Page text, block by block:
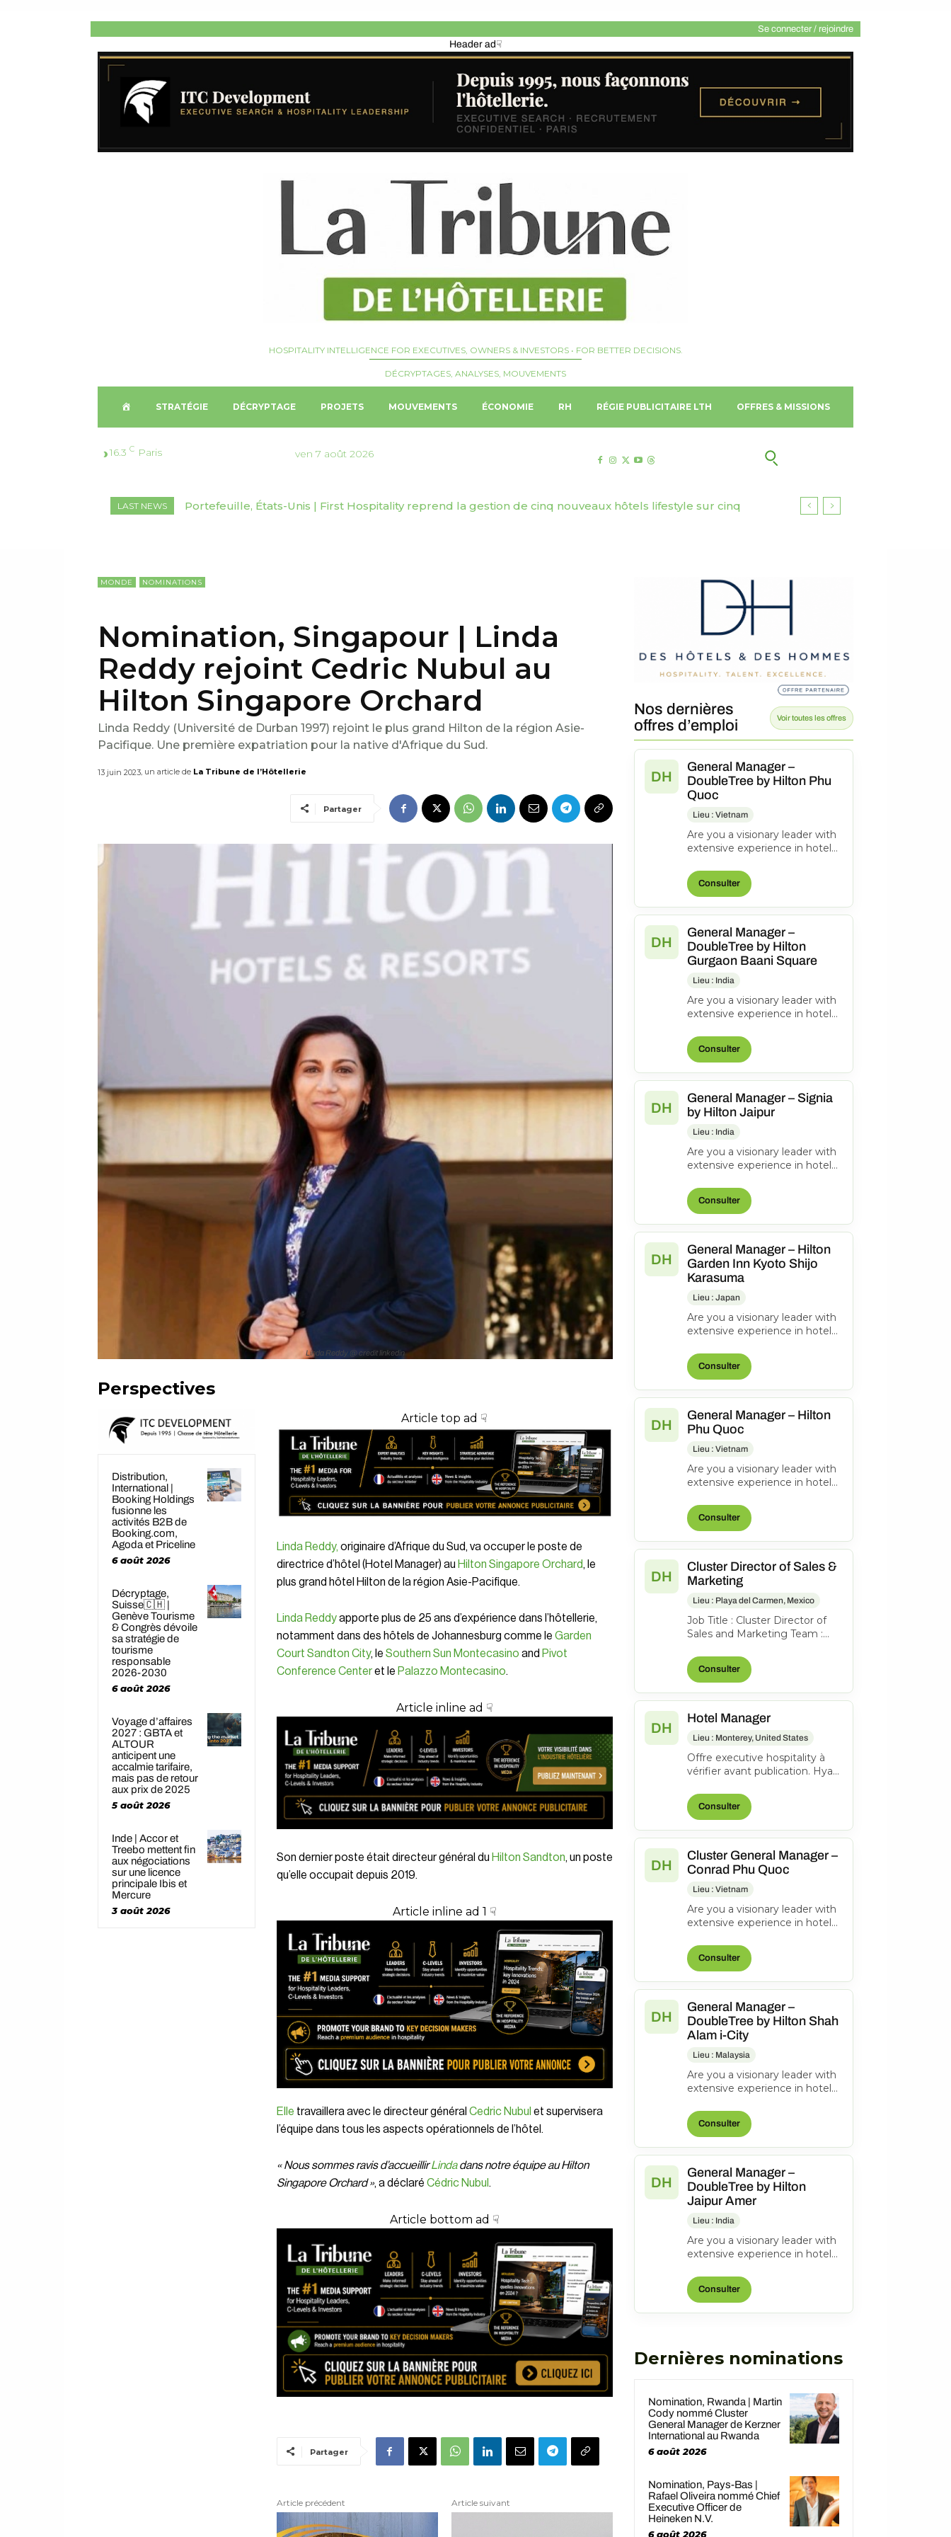
Se connecter / rejoindre
Header ad☟
HOSPITALITY INTELLIGENCE FOR EXECUTIVES, OWNERS & INVESTORS • FOR BETTER DECISIONS.
DÉCRYPTAGES, ANALYSES, MOUVEMENTS
U
I
STRATÉGIE DÉCRYPTAGE PROJETS MOUVEMENTS ÉCONOMIE RH RÉGIE PUBLICITAIRE LTH OFFRES & MISSIONS
16.3 C Paris ven 7 août 2026
LAST NEWS
Portefeuille, États-Unis | First Hospitality reprend la gestion de cinq nouveaux hôtels lifestyle sur cinq
Décryptage, Suisse🇨🇭 | Genève Tourisme & Congrès dévoile sa stratégie de tourisme responsable
MONDE NOMINATIONS
Nomination, Singapour | Linda
Reddy rejoint Cedric Nubul au
Hilton Singapore Orchard
Linda Reddy (Université de Durban 1997) rejoint le plus grand Hilton de la région Asie-
Pacifique. Une première expatriation pour la native d'Afrique du Sud.
13 juin 2023, un article de La Tribune de l’Hôtellerie
Partager
Linda Reddy @ credit linkedin
Perspectives
Distribution,
International |
Booking Holdings
fusionne les
activités B2B de
Booking.com,
Agoda et Priceline
6 août 2026
Décryptage,
Suisse🇨🇭 |
Genève Tourisme
& Congrès dévoile
sa stratégie de
tourisme
responsable
2026-2030
6 août 2026
Voyage d’affaires
2027 : GBTA et
ALTOUR
anticipent une
accalmie tarifaire,
mais pas de retour
aux prix de 2025
5 août 2026
Inde | Accor et
Treebo mettent fin
aux négociations
sur une licence
principale Ibis et
Mercure
3 août 2026
Article top ad ☟
Linda Reddy, originaire d’Afrique du Sud, va occuper le poste de
directrice d’hôtel (Hotel Manager) au Hilton Singapore Orchard, le
plus grand hôtel Hilton de la région Asie-Pacifique.
Linda Reddyapporte plus de 25 ans d’expérience dans l’hôtellerie,
notamment dans des hôtels de Johannesburg comme le Garden
Court Sandton City, le Southern Sun Montecasino and Pivot
Conference Centeret le Palazzo Montecasino.
Article inline ad ☟
Son dernier poste était directeur général du Hilton Sandton, un poste
qu’elle occupait depuis 2019.
Article inline ad 1 ☟
Elle travaillera avec le directeur général Cedric Nubul et supervisera
l’équipe dans tous les aspects opérationnels de l’hôtel.
« Nous sommes ravis d’accueillirLindadans notre équipe au Hilton
Singapore Orchard », a déclaré Cédric Nubul .
Article bottom ad ☟
Partager
Article précédent Article suivant
Nos dernières
offres d’emploi
Voir toutes les offres
DH
General Manager –
DoubleTree by Hilton Phu
Quoc
Lieu : Vietnam
Are you a visionary leader with
extensive experience in hotel
driving operational success...
Consulter
DH
General Manager –
DoubleTree by Hilton
Gurgaon Baani Square
Lieu : India
Are you a visionary leader with
extensive experience in hotel
driving operational success...
Consulter
DH
General Manager – Signia
by Hilton Jaipur
Lieu : India
Are you a visionary leader with
extensive experience in hotel
driving operational success...
Consulter
DH
General Manager – Hilton
Garden Inn Kyoto Shijo
Karasuma
Lieu : Japan
Are you a visionary leader with
extensive experience in hotel
driving operational success...
Consulter
DH
General Manager – Hilton
Phu Quoc
Lieu : Vietnam
Are you a visionary leader with
extensive experience in hotel
driving operational success...
Consulter
DH
Cluster Director of Sales &
Marketing
Lieu : Playa del Carmen, Mexico
Job Title : Cluster Director of
Sales and Marketing Team :
Events & Communications
Work...
Consulter
DH
Hotel Manager
Lieu : Monterey, United States
Offre executive hospitality à
vérifier avant publication. Hyatt
Spa on Del Monte Golf Cour...
Consulter
DH
Cluster General Manager –
Conrad Phu Quoc
Lieu : Vietnam
Are you a visionary leader with
extensive experience in hotel
driving operational success...
Consulter
DH
General Manager –
DoubleTree by Hilton Shah
Alam i-City
Lieu : Malaysia
Are you a visionary leader with
extensive experience in hotel
driving operational success...
Consulter
DH
General Manager –
DoubleTree by Hilton
Jaipur Amer
Lieu : India
Are you a visionary leader with
extensive experience in hotel
driving operational success...
Consulter
Dernières nominations
Nomination, Rwanda | Martin
Cody nommé Cluster
General Manager de Kerzner
International au Rwanda
6 août 2026
Nomination, Pays-Bas |
Rafael Oliveira nommé Chief
Executive Officer de
Heineken N.V.
6 août 2026